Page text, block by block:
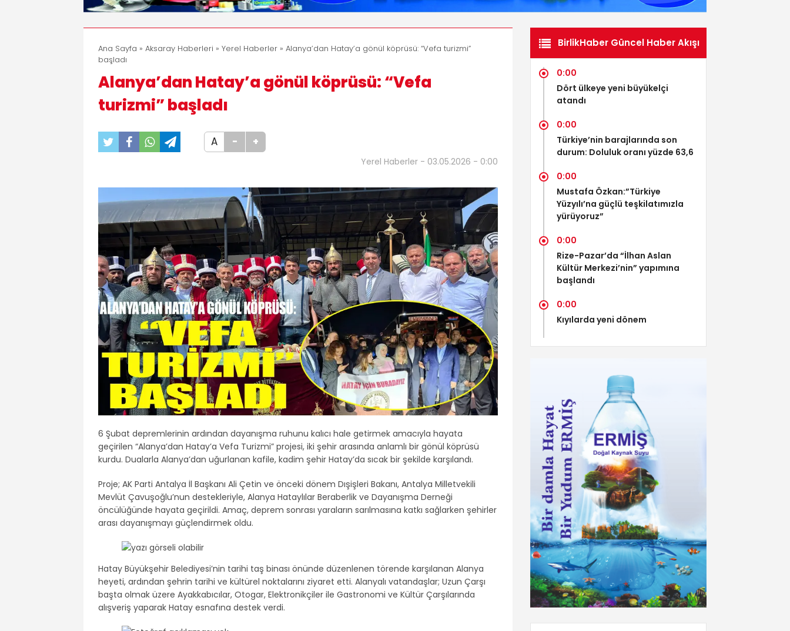
Ana Sayfa » Aksaray Haberleri » Yerel Haberler » Alanya’dan Hatay’a gönül köprüsü: “Vefa turizmi”
başladı
Alanya’dan Hatay’a gönül köprüsü: “Vefa
turizmi” başladı
A - +
Yerel Haberler - 03.05.2026 - 0:00
6 Şubat depremlerinin ardından dayanışma ruhunu kalıcı hale getirmek amacıyla hayata
geçirilen “Alanya’dan Hatay’a Vefa Turizmi” projesi, iki şehir arasında anlamlı bir gönül köprüsü
kurdu. Dualarla Alanya’dan uğurlanan kafile, kadim şehir Hatay’da sıcak bir şekilde karşılandı.
Proje; AK Parti Antalya İl Başkanı Ali Çetin ve önceki dönem Dışişleri Bakanı, Antalya Milletvekili
Mevlüt Çavuşoğlu’nun destekleriyle, Alanya Hataylılar Beraberlik ve Dayanışma Derneği
öncülüğünde hayata geçirildi. Amaç, deprem sonrası yaraların sarılmasına katkı sağlarken şehirler
arası dayanışmayı güçlendirmek oldu.
Hatay Büyükşehir Belediyesi’nin tarihi taş binası önünde düzenlenen törende karşılanan Alanya
heyeti, ardından şehrin tarihi ve kültürel noktalarını ziyaret etti. Alanyalı vatandaşlar; Uzun Çarşı
başta olmak üzere Ayakkabıcılar, Otogar, Elektronikçiler ile Gastronomi ve Kültür Çarşılarında
alışveriş yaparak Hatay esnafına destek verdi.
BirlikHaber Güncel Haber Akışı
0:00
Dört ülkeye yeni büyükelçi
atandı
0:00
Türkiye’nin barajlarında son
durum: Doluluk oranı yüzde 63,6
0:00
Mustafa Özkan:”Türkiye
Yüzyılı’na güçlü teşkilatımızla
yürüyoruz”
0:00
Rize-Pazar’da “İlhan Aslan
Kültür Merkezi’nin” yapımına
başlandı
0:00
Kıyılarda yeni dönem